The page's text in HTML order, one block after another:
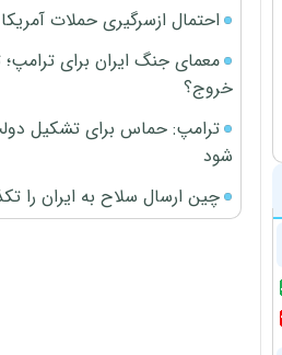
احتمال ازسرگیری حملات آمریکا
معمای جنگ ایران برای ترامپ؛
خروج؟
ترامپ: حماس برای تشکیل
شود
چین ارسال سلاح به ایران را